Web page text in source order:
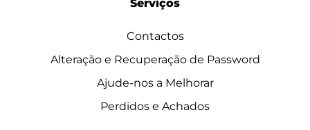
Serviços
Contactos
Alteração e Recuperação de Password
Ajude-nos a Melhorar
Perdidos e Achados